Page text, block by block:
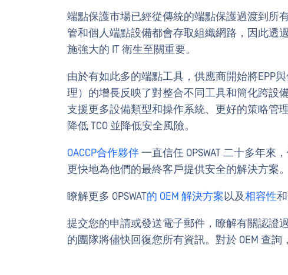
端點保護市場已經從傳統的端點保護過渡到所
管和個人端點設備都會存取組織網路，因此透
施強大的 IT 衛生至關重要。
由於有如此多的端點工具，供應商開始將EPP
理）的增長反映了對整合不同工具和簡化跨設
支援更多設備類型和操作系統、更好的策略管
降低 TCO 並降低安全風險。
OACCP合作夥伴一直信任 OPSWAT 二十多年
更快地為他們的最終客戶提供安全的解決方案。
瞭解更多 OPSWAT的 OEM 解決方案以及相容性
提交您的申請或發送電子郵件，瞭解有關認證
的團隊將儘快回復您所有資訊。對於 OEM 查詢